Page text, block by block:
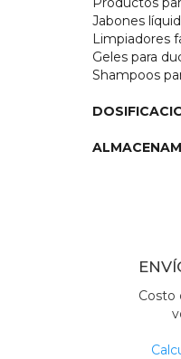
Jabones
Limpiadores
Geles para
Shampoos
Costo